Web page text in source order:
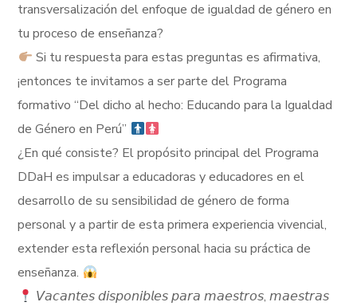
transversalización del enfoque de igualdad de género en
tu proceso de enseñanza?
Si tu respuesta para estas preguntas es afirmativa,
¡entonces te invitamos a ser parte del Programa
formativo “Del dicho al hecho: Educando para la Igualdad
de Género en Perú”
¿En qué consiste? El propósito principal del Programa
DDaH es impulsar a educadoras y educadores en el
desarrollo de su sensibilidad de género de forma
personal y a partir de esta primera experiencia vivencial,
extender esta reflexión personal hacia su práctica de
enseñanza.
𝘝𝘢𝘤𝘢𝘯𝘵𝘦𝘴 𝘥𝘪𝘴𝘱𝘰𝘯𝘪𝘣𝘭𝘦𝘴 𝘱𝘢𝘳𝘢 𝘮𝘢𝘦𝘴𝘵𝘳𝘰𝘴, 𝘮𝘢𝘦𝘴𝘵𝘳𝘢𝘴